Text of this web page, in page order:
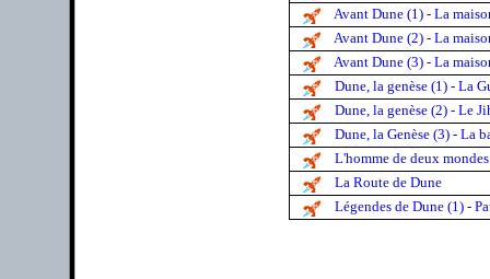
Avant Dune (1) - La
Avant Dune (2) - La
Avant Dune (3) - La
Dune, la genèse (1) - La
Dune, la genèse (2) - Le
Dune, la Genèse (3) - La
L'homme de deux mondes
La Route de Dune
Légendes de Dune (1) -